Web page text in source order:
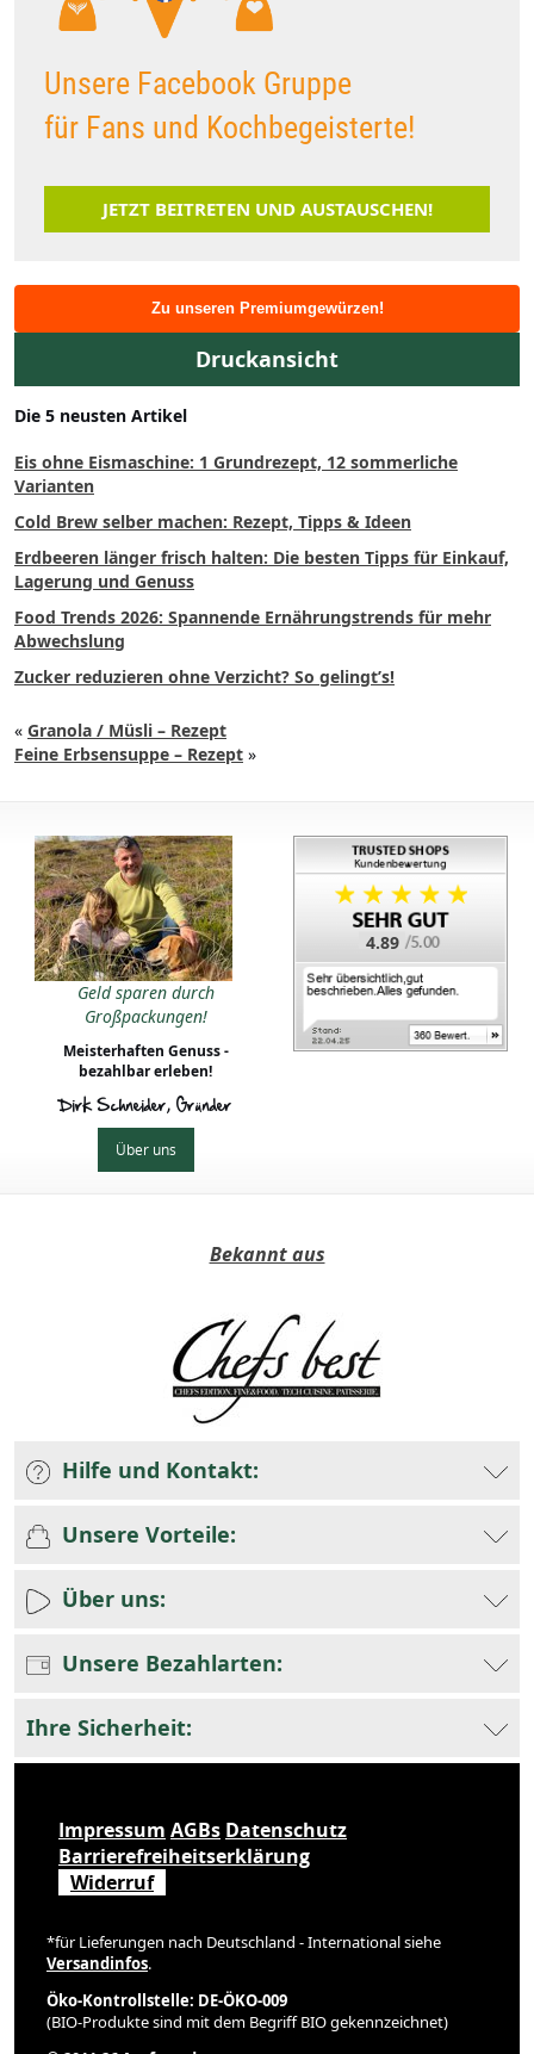
Unsere Facebook Gruppe
für Fans und Kochbegeisterte!
JETZT BEITRETEN UND AUSTAUSCHEN!
Zu unseren Premiumgewürzen!
Druckansicht
Die 5 neusten Artikel
Eis ohne Eismaschine: 1 Grundrezept, 12 sommerliche
Varianten
Cold Brew selber machen: Rezept, Tipps & Ideen
Erdbeeren länger frisch halten: Die besten Tipps für Einkauf,
Lagerung und Genuss
Food Trends 2026: Spannende Ernährungstrends für mehr
Abwechslung
Zucker reduzieren ohne Verzicht? So gelingt’s!
« Granola / Müsli – Rezept
Feine Erbsensuppe – Rezept »
Geld sparen durch
Großpackungen!
Meisterhaften Genuss -
bezahlbar erleben!
Dirk Schneider, Gründer
Über uns
4.89
Bekannt aus
Hilfe und Kontakt:
Unsere Vorteile:
Über uns:
Unsere Bezahlarten:
Ihre Sicherheit:
Impressum AGBs Datenschutz
Barrierefreiheitserklärung
Widerruf
*für Lieferungen nach Deutschland - International siehe
Versandinfos.
Öko-Kontrollstelle: DE-ÖKO-009
(BIO-Produkte sind mit dem Begriff BIO gekennzeichnet)